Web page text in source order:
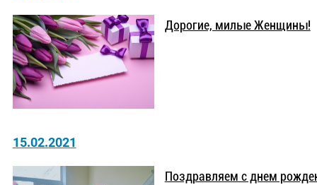
Дорогие, милые Женщины!
15.02.2021
Поздравляем с днем